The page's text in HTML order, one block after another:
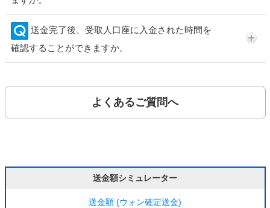
送金完了後、受取人口座に入金された時間を
確認することができますか。
よくあるご質問へ
送金額シミュレーター
送金額 (ウォン確定送金)